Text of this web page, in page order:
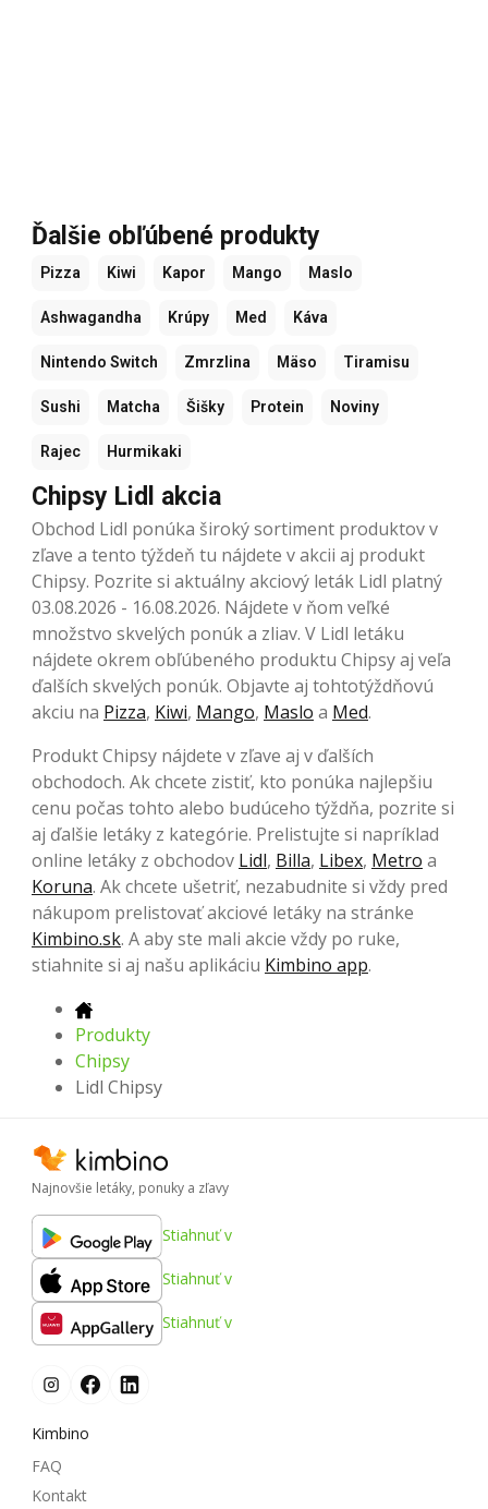
Ďalšie obľúbené produkty
Pizza Kiwi Kapor Mango Maslo
Ashwagandha Krúpy Med Káva
Nintendo Switch Zmrzlina Mäso Tiramisu
Sushi Matcha Šišky Protein Noviny
Rajec Hurmikaki
Chipsy Lidl akcia
Obchod Lidl ponúka široký sortiment produktov v
zľave a tento týždeň tu nájdete v akcii aj produkt
Chipsy. Pozrite si aktuálny akciový leták Lidl platný
03.08.2026 - 16.08.2026. Nájdete v ňom veľké
množstvo skvelých ponúk a zliav. V Lidl letáku
nájdete okrem obľúbeného produktu Chipsy aj veľa
ďalších skvelých ponúk. Objavte aj tohtotýždňovú
akciu na Pizza, Kiwi, Mango, Maslo a Med.
Produkt Chipsy nájdete v zľave aj v ďalších
obchodoch. Ak chcete zistiť, kto ponúka najlepšiu
cenu počas tohto alebo budúceho týždňa, pozrite si
aj ďalšie letáky z kategórie. Prelistujte si napríklad
online letáky z obchodov Lidl, Billa, Libex, Metro a
Koruna. Ak chcete ušetriť, nezabudnite si vždy pred
nákupom prelistovať akciové letáky na stránke
Kimbino.sk. A aby ste mali akcie vždy po ruke,
stiahnite si aj našu aplikáciu Kimbino app.
Produkty
Chipsy
Lidl Chipsy
Najnovšie letáky, ponuky a zľavy
Stiahnuť v
Stiahnuť v
Stiahnuť v
Kimbino
FAQ
Kontakt